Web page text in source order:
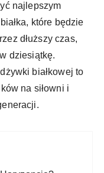
najlepszym
które będzie
dłuższy czas,
dziesiątkę.
białkowej to
na siłowni i